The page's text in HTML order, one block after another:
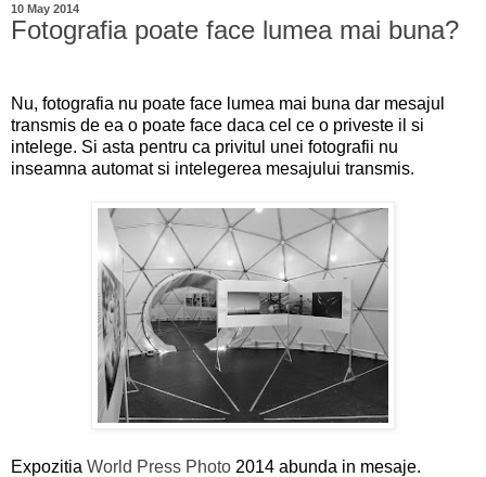
10 May 2014
Fotografia poate face lumea mai buna?
Nu, fotografia nu poate face lumea mai buna dar mesajul
transmis de ea o poate face daca cel ce o priveste il si
intelege. Si asta pentru ca privitul unei fotografii nu
inseamna automat si intelegerea mesajului transmis.
Expozitia World Press Photo 2014 abunda in mesaje.